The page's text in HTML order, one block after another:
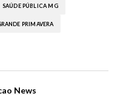
SAÚDE PÚBLICA MG
PRIMAVERA
News